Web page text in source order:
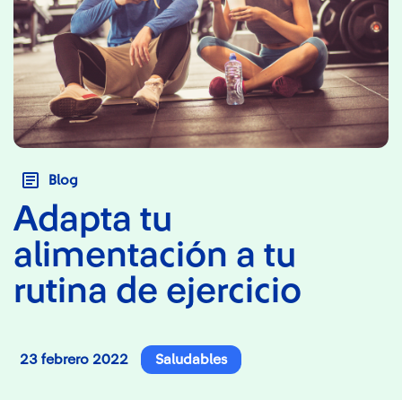
Blog
Adapta tu
alimentación a tu
rutina de ejercicio
23 febrero 2022 Saludables